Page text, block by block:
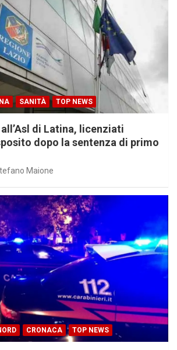
SANITÀ TOP NEWS
di Latina, licenziati
dopo la sentenza di primo
Maione
CRONACA TOP NEWS